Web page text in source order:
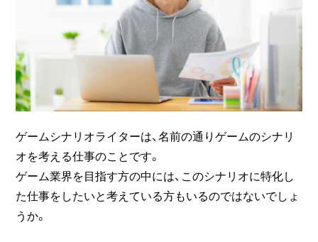
ゲームシナリオライターは、名前の通りゲームのシナリ
オを考える仕事のことです。
ゲーム業界を目指す方の中には、このシナリオに特化し
た仕事をしたいと考えている方もいるのではないでしょ
うか。